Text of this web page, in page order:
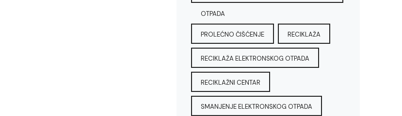
OTPADA
PROLEĆNO ČIŠĆENJE RECIKLAŽA
RECIKLAŽA ELEKTRONSKOG OTPADA
RECIKLAŽNI CENTAR
SMANJENJE ELEKTRONSKOG OTPADA